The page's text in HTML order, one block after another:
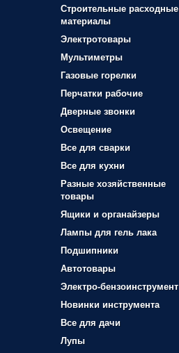
Строительные расходные
материалы
Электротовары
Мультиметры
Газовые горелки
Перчатки рабочие
Дверные звонки
Освещение
Все для сварки
Все для кухни
Разные хозяйственные
товары
Ящики и органайзеры
Лампы для гель лака
Подшипники
Автотовары
Электро-бензоинструмент
Новинки инструмента
Все для дачи
Лупы